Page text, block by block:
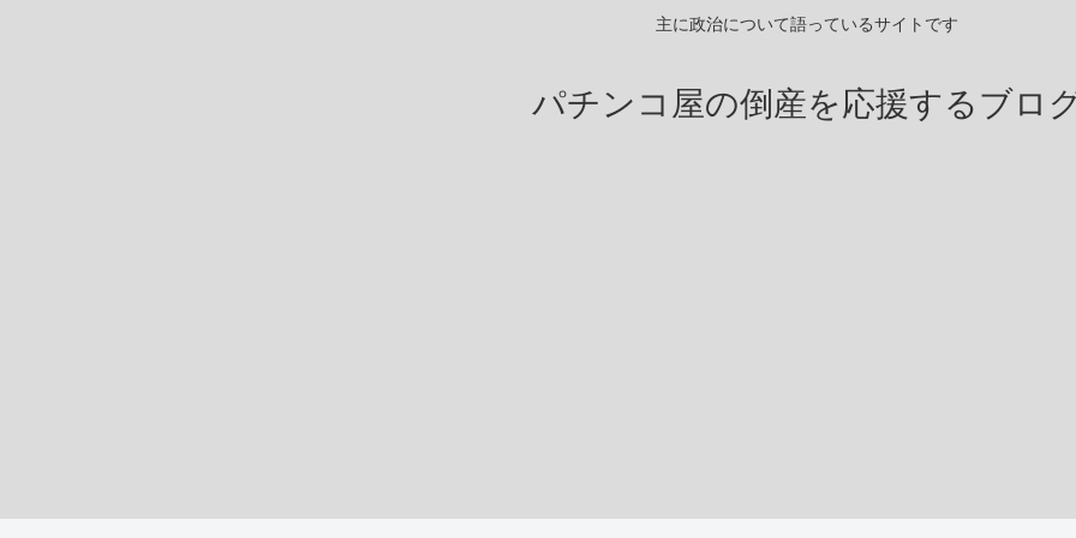
主に政治について語っているサイトです
パチンコ屋の倒産を応援するブロ